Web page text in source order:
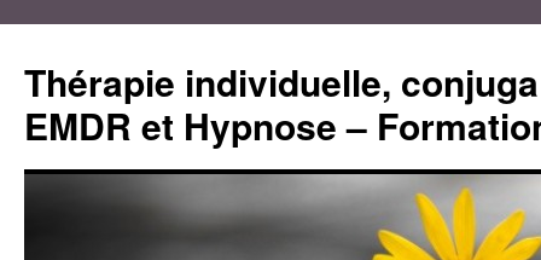
contenu
Thérapie individuelle,
EMDR et Hypnose –